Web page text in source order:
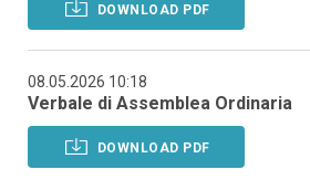
DOWNLOAD PDF
08.05.2026 10:18
Verbale di Assemblea Ordinaria
DOWNLOAD PDF